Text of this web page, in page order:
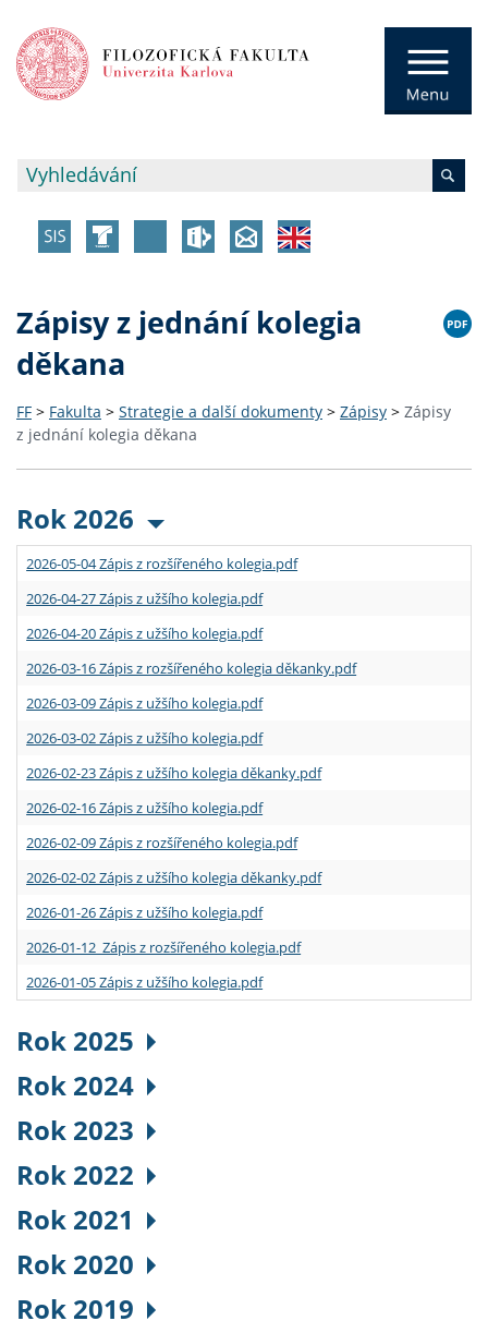
Zápisy z jednání kolegia
děkana
FF > Fakulta > Strategie a další dokumenty > Zápisy > Zápisy
z jednání kolegia děkana
Rok 2026
2026-05-04 Zápis z rozšířeného kolegia.pdf
2026-04-27 Zápis z užšího kolegia.pdf
2026-04-20 Zápis z užšího kolegia.pdf
2026-03-16 Zápis z rozšířeného kolegia děkanky.pdf
2026-03-09 Zápis z užšího kolegia.pdf
2026-03-02 Zápis z užšího kolegia.pdf
2026-02-23 Zápis z užšího kolegia děkanky.pdf
2026-02-16 Zápis z užšího kolegia.pdf
2026-02-09 Zápis z rozšířeného kolegia.pdf
2026-02-02 Zápis z užšího kolegia děkanky.pdf
2026-01-26 Zápis z užšího kolegia.pdf
2026-01-12 Zápis z rozšířeného kolegia.pdf
2026-01-05 Zápis z užšího kolegia.pdf
Rok 2025
Rok 2024
Rok 2023
Rok 2022
Rok 2021
Rok 2020
Rok 2019